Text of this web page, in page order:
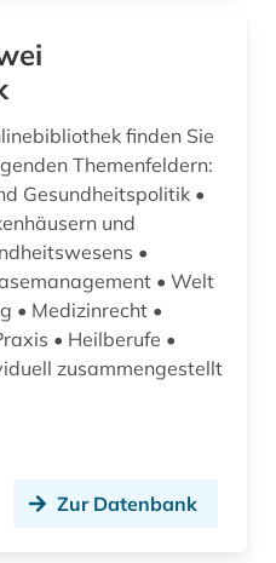
finden Sie
Themenfeldern:
Gesundheitspolitik •
und
•
• Welt
• Medizinrecht •
• Heilberufe •
zusammengestellt
Zur Datenbank